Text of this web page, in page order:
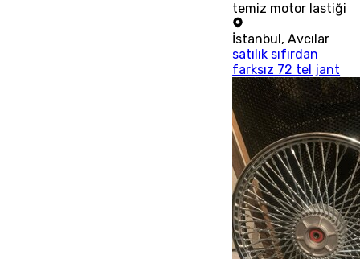
temiz motor lastiği
İstanbul ,Avcılar
satılık sıfırdan
farksız 72 tel jant